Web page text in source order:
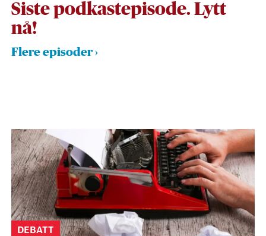
Siste podkastepisode. Lytt
nå!
Flere episoder
DEBATT